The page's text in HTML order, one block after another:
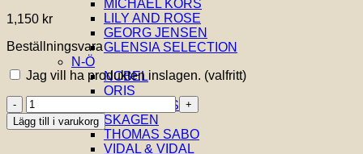
MICHAEL KORS
LILY AND ROSE
GEORG JENSEN
GLENSIA SELECTION
N-Ö
NOBEL
ORIS
SIF JAKOBS
SKAGEN
THOMAS SABO
VIDAL & VIDAL
1,150 kr
Beställningsvara
Jag vill ha produkten inslagen. (valfritt)
VIDAL
&
VIDAL
Lägg till i varukorg